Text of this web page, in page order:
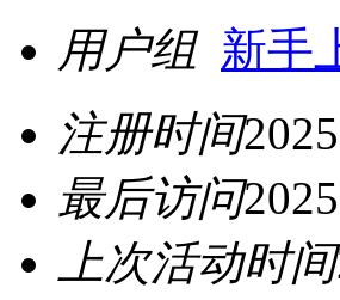
用户组 新手
注册时间
最后访问
上次活动时间